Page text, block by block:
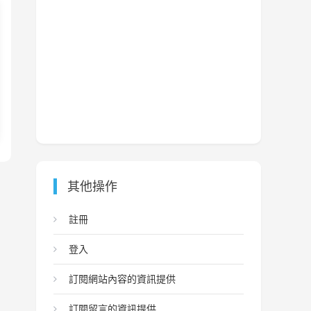
其他操作
註冊
登入
訂閱網站內容的資訊提供